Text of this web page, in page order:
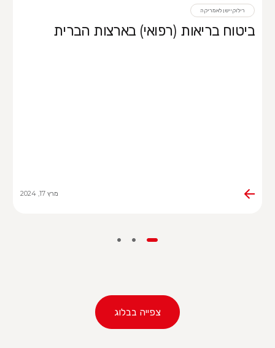
רילוקיישן לאמריקה
ביטוח בריאות (רפואי) בארצות הברית
מרץ 17, 2024
צפייה בבלוג